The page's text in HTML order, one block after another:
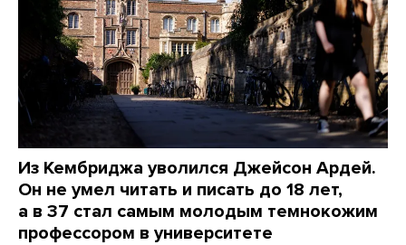
Из Кембриджа уволился Джейсон Ардей.
Он не умел читать и писать до 18 лет,
а в 37 стал самым молодым темнокожим
профессором в университете